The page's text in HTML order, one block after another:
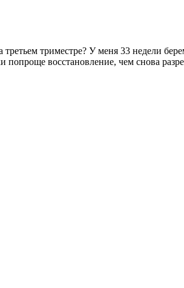
триместре? У меня 33 недели
попроще восстановление, чем снова